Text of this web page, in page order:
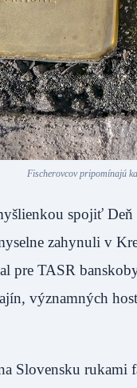
Fischerovcov pripomínajú
spojiť
zahynuli v
pre TASR
významných
Slovensku